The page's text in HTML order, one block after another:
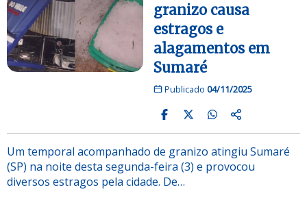
granizo causa
estragos e
alagamentos em
Sumaré
Publicado 04/11/2025
Um temporal acompanhado de granizo atingiu Sumaré
(SP) na noite desta segunda-feira (3) e provocou
diversos estragos pela cidade. De…